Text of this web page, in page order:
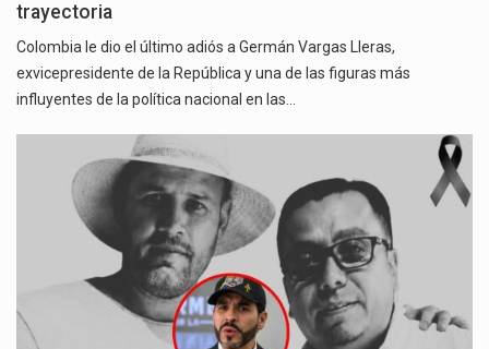
trayectoria
Colombia le dio el último adiós a Germán Vargas Lleras,
exvicepresidente de la República y una de las figuras más
influyentes de la política nacional en las…